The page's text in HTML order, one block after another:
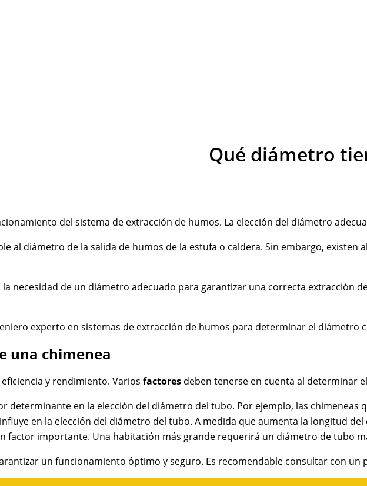
Qué diámetro
del sistema de extracción de humos. La elección del diámetro
al diámetro de la salida de humos de la estufa o caldera. Sin embargo,
necesidad de un diámetro adecuado para garantizar una correcta
experto en sistemas de extracción de humos para determinar el
una chimenea
y rendimiento. Varios factores deben tenerse en cuenta al determinar
determinante en la elección del diámetro del tubo. Por ejemplo, las
en la elección del diámetro del tubo. A medida que aumenta la longitud
factor importante. Una habitación más grande requerirá un diámetro de tubo
un funcionamiento óptimo y seguro. Es recomendable consultar con